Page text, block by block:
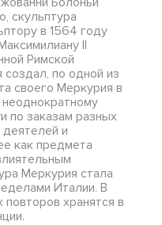
скульптура
в 1564 году
II
Римской
по одной из
своего Меркурия в
по заказам разных
деятелей и
как предмета
Меркурия стала
Италии. В
хранятся в